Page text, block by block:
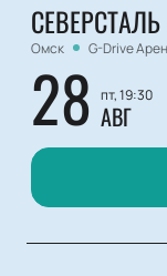
Омск G-Drive
28 пт, 19:30
АВГ